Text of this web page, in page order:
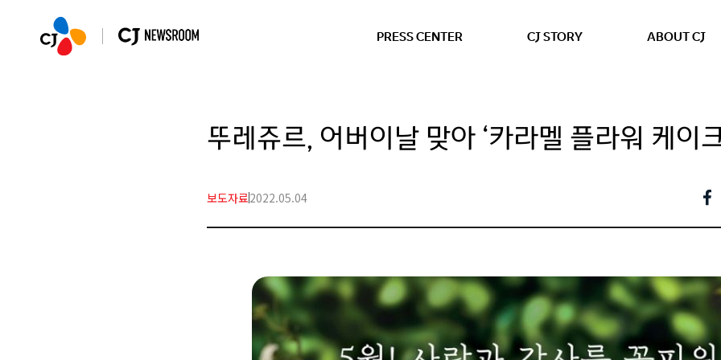
PRESS CENTER CJ STORY ABOUT CJ
뚜레쥬르, 어버이날 맞아 ‘카라멜 플라워 케이
보도자료2022.05.04